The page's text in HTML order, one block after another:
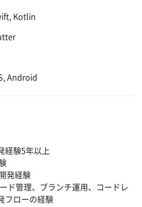
Kotlin
Android
経験5年以上
発経験
ド管理、ブランチ運用、コードレ
フローの経験